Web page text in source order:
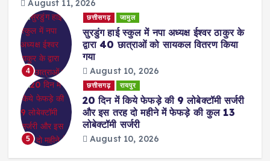
August 11, 2026
4
छत्तीसगढ़ जामुल
सुरडुंग हाई स्कुल में नपा अध्यक्ष ईश्वर ठाकुर के
द्वारा 40 छात्राओं को सायकल वितरण किया
गया
August 10, 2026
5
छत्तीसगढ़ रायपुर
​20 दिन में किये फेफड़े की 9 लोबेक्टॉमी सर्जरी
और इस तरह दो महीने में फेफड़े की कुल 13
लोबेक्टॉमी सर्जरी
August 10, 2026